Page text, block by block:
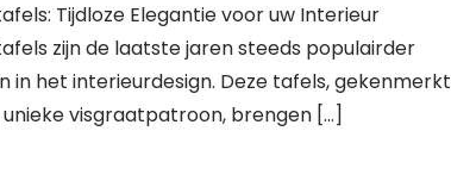
Tijdloze Elegantie voor uw Interieur
zijn de laatste jaren steeds populairder
in het interieurdesign. Deze tafels, gekenmerkt
visgraatpatroon, brengen […]